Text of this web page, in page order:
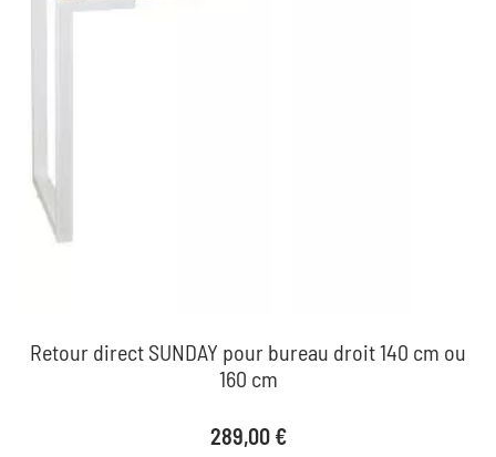
Retour direct SUNDAY pour bureau droit 140 cm ou
160 cm
Prix
289,00 €